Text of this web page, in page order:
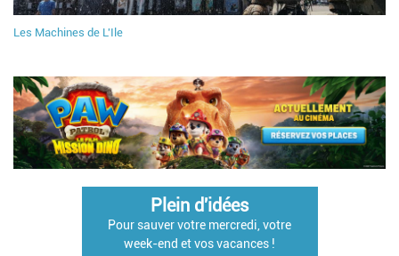
Les Machines de L'Ile
Plein d'idées
Pour sauver votre mercredi, votre
week-end et vos vacances !